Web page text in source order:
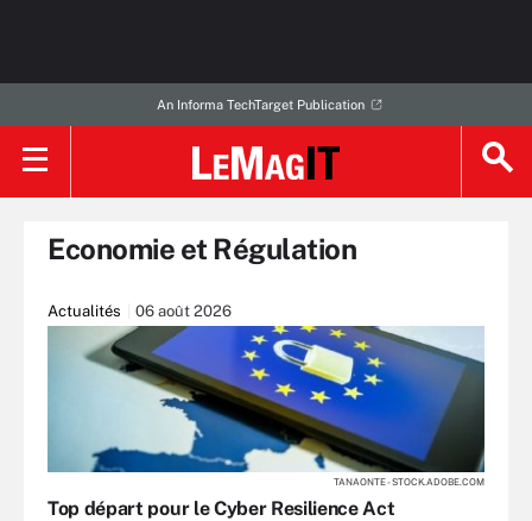
An Informa TechTarget Publication
Economie et Régulation
Actualités 06 août 2026
TANAONTE - STOCK.ADOBE.COM
Top départ pour le Cyber Resilience Act